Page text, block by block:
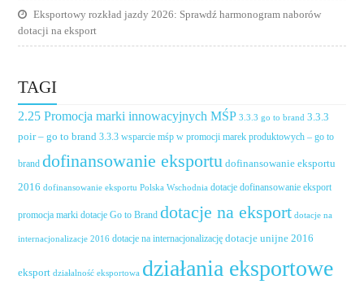
Eksportowy rozkład jazdy 2026: Sprawdź harmonogram naborów
dotacji na eksport
TAGI
2.25 Promocja marki innowacyjnych MŚP 3.3.3 go to brand 3.3.3
poir – go to brand 3.3.3 wsparcie mśp w promocji marek produktowych – go to
brand dofinansowanie eksportu dofinansowanie eksportu
2016 dofinansowanie eksportu Polska Wschodnia dotacje dofinansowanie eksport
promocja marki dotacje Go to Brand dotacje na eksport dotacje na
internacjonalizacje 2016 dotacje na internacjonalizację dotacje unijne 2016
eksport działalność eksportowa działania eksportowe